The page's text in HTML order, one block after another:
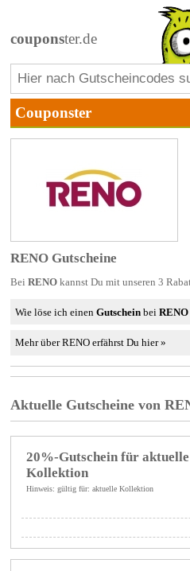
couponster.de
RENO Gutscheine
Bei RENOkannst Du mit unseren 3
Wie löse ich einenGutschein beiRENO
Mehr über RENO erfährst Du hier »
Aktuelle Gutscheine von
20%-Gutschein für aktuelle
Kollektion
Hinweis: gültig für: aktuelle Kollektion